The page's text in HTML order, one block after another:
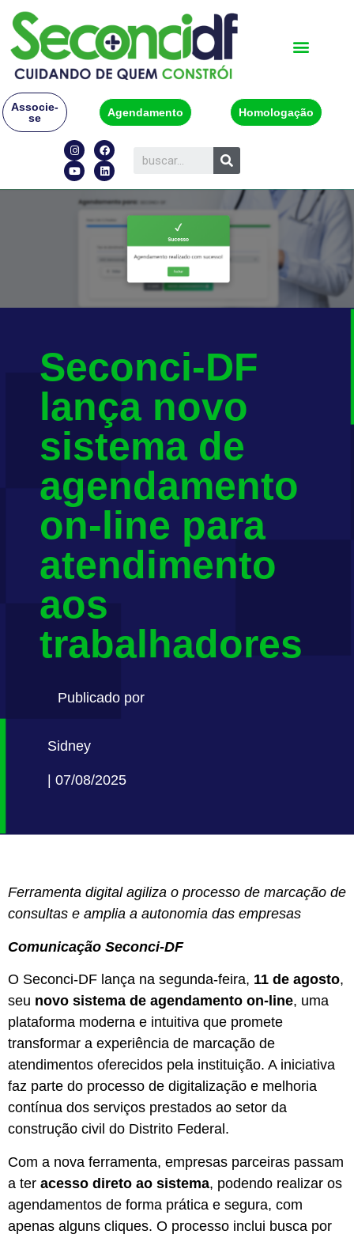
Associe-
se
Agendamento Homologação
Seconci-DF
lança novo
sistema de
agendamento
on-line para
atendimento
aos
trabalhadores
Publicado por
Sidney
| 07/08/2025
Ferramenta digital agiliza o processo de marcação de
consultas e amplia a autonomia das empresas
Comunicação Seconci-DF
O Seconci-DF lança na segunda-feira, 11 de agosto,
seu novo sistema de agendamento on-line, uma
plataforma moderna e intuitiva que promete
transformar a experiência de marcação de
atendimentos oferecidos pela instituição. A iniciativa
faz parte do processo de digitalização e melhoria
contínua dos serviços prestados ao setor da
construção civil do Distrito Federal.
Com a nova ferramenta, empresas parceiras passam
a ter acesso direto ao sistema, podendo realizar os
agendamentos de forma prática e segura, com
apenas alguns cliques. O processo inclui busca por